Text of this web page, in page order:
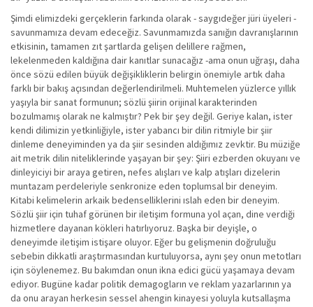
Şimdi elimizdeki gerçeklerin farkında olarak - saygıdeğer jüri üyeleri -
savunmamıza devam edeceğiz. Savunmamızda sanığın davranışlarının
etkisinin, tamamen zıt şartlarda gelişen delillere rağmen,
lekelenmeden kaldığına dair kanıtlar sunacağız -ama onun uğraşı, daha
önce sözü edilen büyük değişikliklerin belirgin önemiyle artık daha
farklı bir bakış açısından değerlendirilmeli. Muhtemelen yüzlerce yıllık
yaşıyla bir sanat formunun; sözlü şiirin orijinal karakterinden
bozulmamış olarak ne kalmıştır? Pek bir şey değil. Geriye kalan, ister
kendi dilimizin yetkinliğiyle, ister yabancı bir dilin ritmiyle bir şiir
dinleme deneyiminden ya da şiir sesinden aldığımız zevktir. Bu müziğe
ait metrik dilin niteliklerinde yaşayan bir şey: Şiiri ezberden okuyanı ve
dinleyiciyi bir araya getiren, nefes alışları ve kalp atışları dizelerin
muntazam perdeleriyle senkronize eden toplumsal bir deneyim.
Kitabi kelimelerin arkaik bedenselliklerini ıslah eden bir deneyim.
Sözlü şiir için tuhaf görünen bir iletişim formuna yol açan, dine verdiği
hizmetlere dayanan kökleri hatırlıyoruz. Başka bir deyişle, o
deneyimde iletişim istişare oluyor. Eğer bu gelişmenin doğruluğu
sebebin dikkatli araştırmasından kurtuluyorsa, aynı şey onun metotları
için söylenemez. Bu bakımdan onun ikna edici gücü yaşamaya devam
ediyor. Bugüne kadar politik demagogların ve reklam yazarlarının ya
da onu arayan herkesin sessel ahengin kinayesi yoluyla kutsallaşma